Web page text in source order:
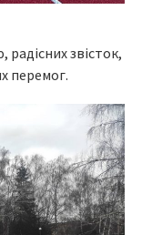
звісток,
перемог.